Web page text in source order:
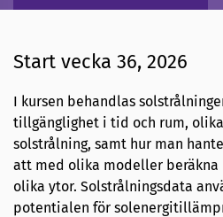
Start vecka 36, 2026
I kursen behandlas
tillgänglighet i tid och rum,
solstrålning, samt hur man
att med olika modeller beräkna
olika ytor. Solstrålningsdata
potentialen för